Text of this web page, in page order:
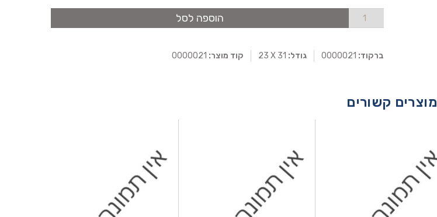
הוספה לסל
ברקוד: גודל: 23 X 31 קוד מוצר:
מוצרים קשורים